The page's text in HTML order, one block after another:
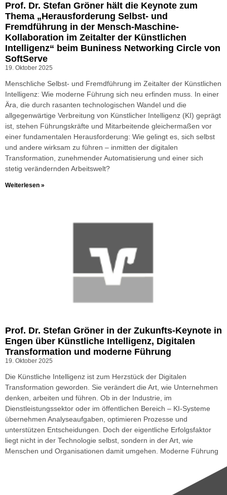
Prof. Dr. Stefan Gröner hält die Keynote zum
Thema „Herausforderung Selbst- und
Fremdführung in der Mensch-Maschine-
Kollaboration im Zeitalter der Künstlichen
Intelligenz“ beim Buniness Networking Circle von
SoftServe
19. Oktober 2025
Menschliche Selbst- und Fremdführung im Zeitalter der Künstlichen
Intelligenz: Wie moderne Führung sich neu erfinden muss. In einer
Ära, die durch rasanten technologischen Wandel und die
allgegenwärtige Verbreitung von Künstlicher Intelligenz (KI) geprägt
ist, stehen Führungskräfte und Mitarbeitende gleichermaßen vor
einer fundamentalen Herausforderung: Wie gelingt es, sich selbst
und andere wirksam zu führen – inmitten der digitalen
Transformation, zunehmender Automatisierung und einer sich
stetig verändernden Arbeitswelt?
Weiterlesen »
Prof. Dr. Stefan Gröner in der Zukunfts-Keynote in
Engen über Künstliche Intelligenz, Digitalen
Transformation und moderne Führung
19. Oktober 2025
Die Künstliche Intelligenz ist zum Herzstück der Digitalen
Transformation geworden. Sie verändert die Art, wie Unternehmen
denken, arbeiten und führen. Ob in der Industrie, im
Dienstleistungssektor oder im öffentlichen Bereich – KI-Systeme
übernehmen Analyseaufgaben, optimieren Prozesse und
unterstützen Entscheidungen. Doch der eigentliche Erfolgsfaktor
liegt nicht in der Technologie selbst, sondern in der Art, wie
Menschen und Organisationen damit umgehen. Moderne Führung